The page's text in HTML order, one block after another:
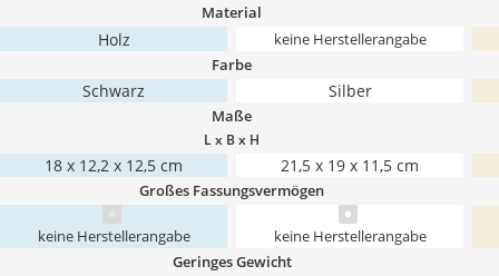
Material
Holz keine Herstellerangabe
Farbe
Schwarz Silber
Maße
L x B x H
18 x 12,2 x 12,5 cm 21,5 x 19 x 11,5 cm
Großes Fassungsvermögen
keine Herstellerangabe keine Herstellerangabe
Geringes Gewicht